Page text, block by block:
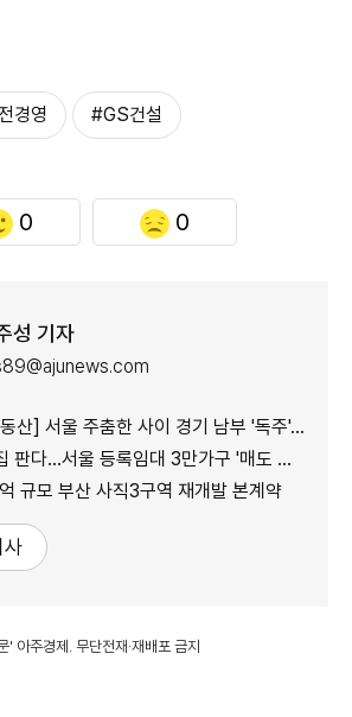
경영 #GS건설
0 0
성 기자
춤한 사이 경기 남부 '독주'…세제 개편에 실수요 이동 빨라지나
다…서울 등록임대 3만가구 '매도 기로'
규모 부산 사직3구역 재개발 본계약
사
아주경제. 무단전재·재배포 금지